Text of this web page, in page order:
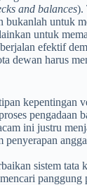
and balances).
bukanlah untuk
untuk
efektif
dewan harus
kepentingan
pengadaan
ini justru
penyerapan
sistem tata
panggung